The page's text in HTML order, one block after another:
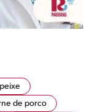
de porco